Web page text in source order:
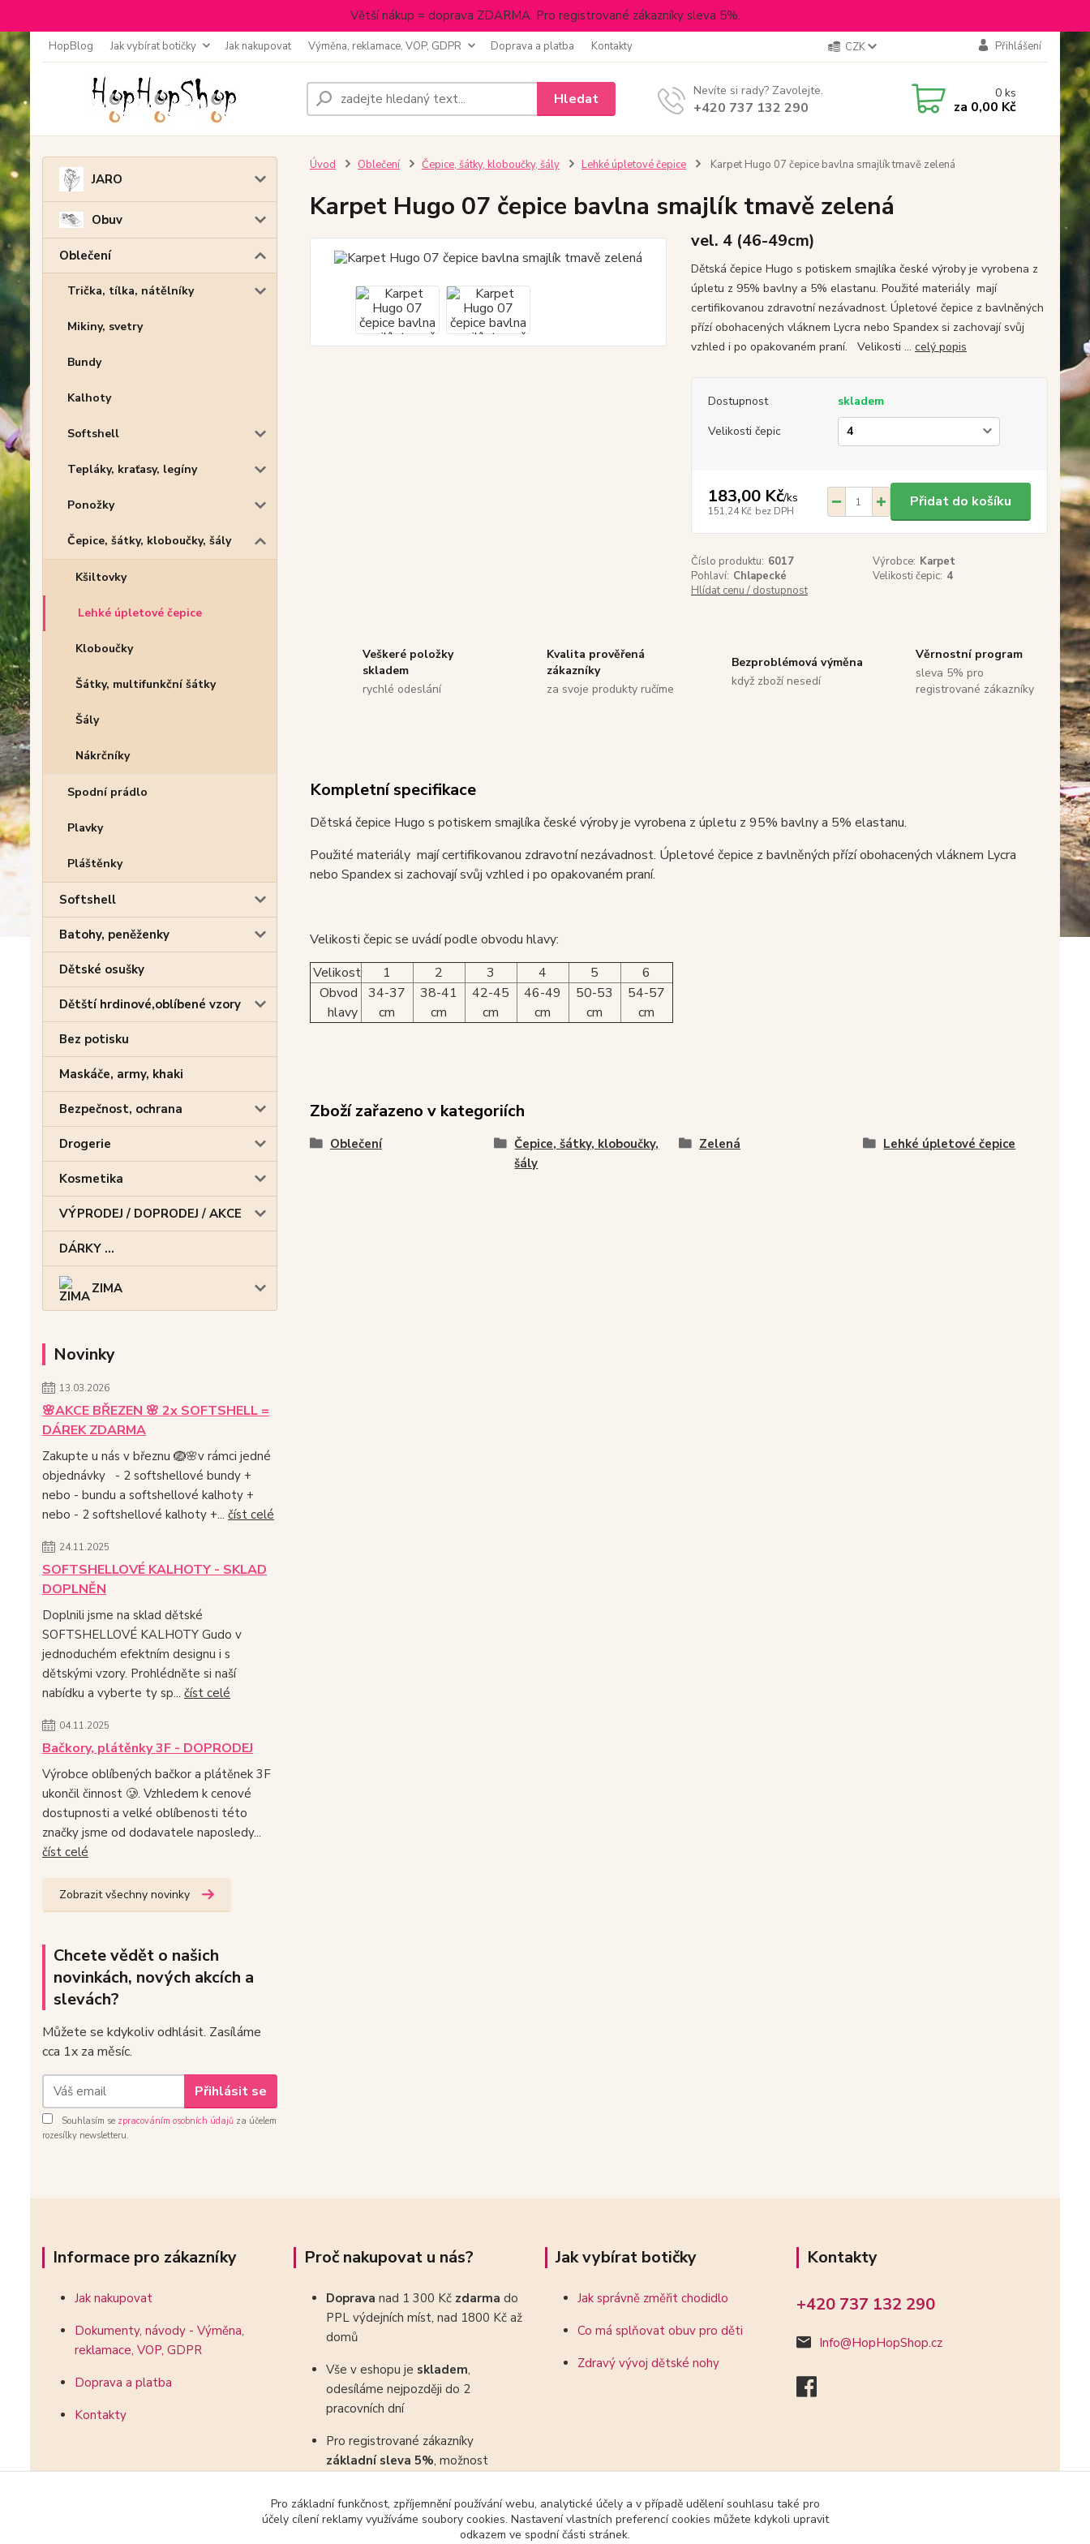
Větší nákup = doprava ZDARMA. Pro registrované zákazníky sleva 5%.
HopBlog Jak vybírat botičky Jak nakupovat Výměna, reklamace, VOP, GDPR Doprava a platba Kontakty CZK Přihlášení
Hledat Nevíte si rady? Zavolejte.
+420 737 132 290
0ks
za 0,00 Kč
JARO
Obuv
Oblečení
Trička, tílka, nátělníky
Mikiny, svetry
Bundy
Kalhoty
Softshell
Tepláky, kraťasy, legíny
Ponožky
Čepice, šátky, kloboučky, šály
Kšiltovky
Lehké úpletové čepice
Kloboučky
Šátky, multifunkční šátky
Šály
Nákrčníky
Spodní prádlo
Plavky
Pláštěnky
Softshell
Batohy, peněženky
Dětské osušky
Dětští hrdinové,oblíbené vzory
Bez potisku
Maskáče, army, khaki
Bezpečnost, ochrana
Drogerie
Kosmetika
VÝPRODEJ / DOPRODEJ / AKCE
DÁRKY ...
ZIMA
Novinky
13.03.2026
🌸AKCE BŘEZEN 🌸 2x SOFTSHELL =
DÁREK ZDARMA
Zakupte u nás v březnu 🪺🌸v rámci jedné
objednávky - 2 softshellové bundy +
nebo - bundu a softshellové kalhoty +
nebo - 2 softshellové kalhoty +... číst celé
24.11.2025
SOFTSHELLOVÉ KALHOTY - SKLAD
DOPLNĚN
Doplnili jsme na sklad dětské
SOFTSHELLOVÉ KALHOTY Gudo v
jednoduchém efektním designu i s
dětskými vzory. Prohlédněte si naší
nabídku a vyberte ty sp... číst celé
04.11.2025
Bačkory, plátěnky 3F - DOPRODEJ
Výrobce oblíbených bačkor a plátěnek 3F
ukončil činnost 🥲. Vzhledem k cenové
dostupnosti a velké oblíbenosti této
značky jsme od dodavatele naposledy...
číst celé
Zobrazit všechny novinky
Chcete vědět o našich
novinkách, nových akcích a
slevách?
Můžete se kdykoliv odhlásit. Zasíláme
cca 1x za měsíc.
Přihlásit se
Souhlasím se zpracováním osobních údajů za účelem
rozesílky newsletteru.
Úvod Oblečení Čepice, šátky, kloboučky, šály Lehké úpletové čepice Karpet Hugo 07 čepice bavlna smajlík tmavě zelená
Karpet Hugo 07 čepice bavlna smajlík tmavě zelená
vel. 4 (46-49cm)
Dětská čepice Hugo s potiskem smajlíka české výroby je vyrobena z
úpletu z 95% bavlny a 5% elastanu. Použité materiály mají
certifikovanou zdravotní nezávadnost. Úpletové čepice z bavlněných
přízí obohacených vláknem Lycra nebo Spandex si zachovají svůj
vzhled i po opakovaném praní. Velikosti ... celý popis
Dostupnost
skladem
Velikosti čepic
183,00 Kč/ks
151,24 Kč bez DPH
Přidat do košíku
Číslo produktu: 6017 Výrobce: Karpet
Pohlaví: Chlapecké Velikosti čepic: 4
Hlídat cenu / dostupnost
Veškeré položky
skladem
rychlé odeslání
Kvalita prověřená
zákazníky
za svoje produkty ručíme
Bezproblémová výměna
když zboží nesedí
Věrnostní program
sleva 5% pro
registrované zákazníky
Kompletní specifikace
Dětská čepice Hugo s potiskem smajlíka české výroby je vyrobena z úpletu z 95% bavlny a 5% elastanu.
Použité materiály mají certifikovanou zdravotní nezávadnost. Úpletové čepice z bavlněných přízí obohacených vláknem Lycra
nebo Spandex si zachovají svůj vzhled i po opakovaném praní.
Velikosti čepic se uvádí podle obvodu hlavy:
Velikost
1 2 3 4 5
6
Obvod
hlavy
34-37
cm
38-41
cm
42-45
cm
46-49
cm
50-53
cm
54-57
cm
Zboží zařazeno v kategoriích
Oblečení
Čepice, šátky, kloboučky,
šály
Zelená Lehké úpletové čepice
Informace pro zákazníky
Jak nakupovat
Dokumenty, návody - Výměna,
reklamace, VOP, GDPR
Doprava a platba
Kontakty
Proč nakupovat u nás?
Doprava nad 1 300 Kč zdarma do
PPL výdejních míst, nad 1800 Kč až
domů
Vše v eshopu je skladem,
odesíláme nejpozději do 2
pracovních dní
Pro registrované zákazníky
základní sleva 5%, možnost
Jak vybírat botičky
Jak správně změřit chodidlo
Co má splňovat obuv pro děti
Zdravý vývoj dětské nohy
Kontakty
+420 737 132 290
Info@HopHopShop.cz
Pro základní funkčnost, zpříjemnění používání webu, analytické účely a v případě udělení souhlasu také pro
účely cílení reklamy využíváme soubory cookies. Nastavení vlastních preferencí cookies můžete kdykoli upravit
odkazem ve spodní části stránek.